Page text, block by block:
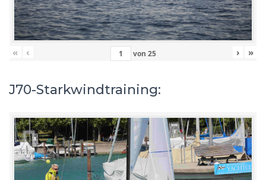
« ‹ von 25 › »
J70-Starkwindtraining: